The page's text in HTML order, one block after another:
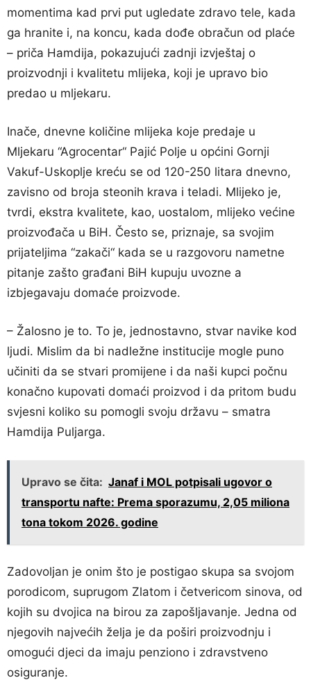
momentima kad prvi put ugledate zdravo tele, kada
ga hranite i, na koncu, kada dođe obračun od plaće
– priča Hamdija, pokazujući zadnji izvještaj o
proizvodnji i kvalitetu mlijeka, koji je upravo bio
predao u mljekaru.
Inače, dnevne količine mlijeka koje predaje u
Mljekaru “Agrocentar“ Pajić Polje u općini Gornji
Vakuf-Uskoplje kreću se od 120-250 litara dnevno,
zavisno od broja steonih krava i teladi. Mlijeko je,
tvrdi, ekstra kvalitete, kao, uostalom, mlijeko većine
proizvođača u BiH. Često se, priznaje, sa svojim
prijateljima “zakači“ kada se u razgovoru nametne
pitanje zašto građani BiH kupuju uvozne a
izbjegavaju domaće proizvode.
– Žalosno je to. To je, jednostavno, stvar navike kod
ljudi. Mislim da bi nadležne institucije mogle puno
učiniti da se stvari promijene i da naši kupci počnu
konačno kupovati domaći proizvod i da pritom budu
svjesni koliko su pomogli svoju državu – smatra
Hamdija Puljarga.
Upravo se čita: Janaf i MOL potpisali ugovor o
transportu nafte: Prema sporazumu, 2,05 miliona
tona tokom 2026. godine
Zadovoljan je onim što je postigao skupa sa svojom
porodicom, suprugom Zlatom i četvericom sinova, od
kojih su dvojica na birou za zapošljavanje. Jedna od
njegovih najvećih želja je da poširi proizvodnju i
omogući djeci da imaju penziono i zdravstveno
osiguranje.